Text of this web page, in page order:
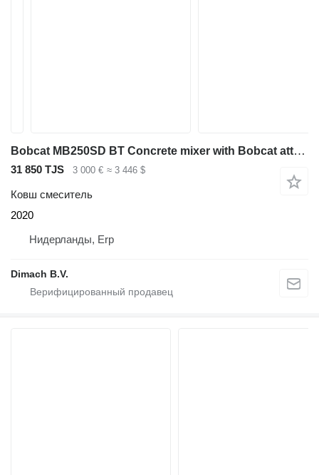
Bobcat MB250SD BT Concrete mixer with Bobcat attachment - discharge chu
31 850 TJS 3 000 € ≈ 3 446 $
Ковш смеситель
2020
Нидерланды, Erp
Dimach B.V.